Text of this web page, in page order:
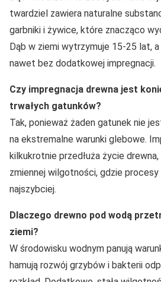
twardziel zawiera naturalne
garbniki i żywice, które znacząco
Dąb w ziemi wytrzymuje 15-25 lat,
nawet bez dodatkowej impregnacji.
Czy impregnacja drewna jest
trwałych gatunków?
Tak, ponieważ żaden gatunek nie
na ekstremalne warunki glebowe.
kilkukrotnie przedłuża życie
zmiennej wilgotności, gdzie
najszybciej.
Dlaczego drewno pod wodą
ziemi?
W środowisku wodnym panują
hamują rozwój grzybów i bakterii